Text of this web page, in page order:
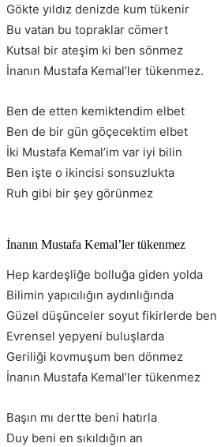
Gökte yıldız denizde kum tükenir
Bu vatan bu topraklar cömert
Kutsal bir ateşim ki ben sönmez
İnanın Mustafa Kemal’ler tükenmez.
Ben de etten kemiktendim elbet
Ben de bir gün göçecektim elbet
İki Mustafa Kemal’im var iyi bilin
Ben işte o ikincisi sonsuzlukta
Ruh gibi bir şey görünmez
İnanın Mustafa Kemal’ler tükenmez
Hep kardeşliğe bolluğa giden yolda
Bilimin yapıcılığın aydınlığında
Güzel düşünceler soyut fikirlerde ben
Evrensel yepyeni buluşlarda
Geriliği kovmuşum ben dönmez
İnanın Mustafa Kemal’ler tükenmez
Başın mı dertte beni hatırla
Duy beni en sıkıldığın an